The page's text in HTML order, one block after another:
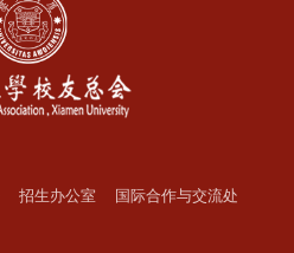
招生办公室
国际合作与交流处